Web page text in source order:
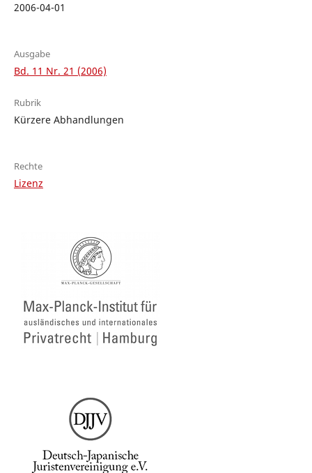
2006-04-01
Ausgabe
Bd. 11 Nr. 21 (2006)
Rubrik
Kürzere Abhandlungen
Rechte
Lizenz